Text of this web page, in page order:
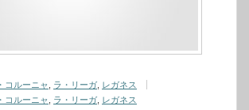
コルーニャ
ラ・リーガ レガネス
コルーニャ
ラ・リーガ レガネス